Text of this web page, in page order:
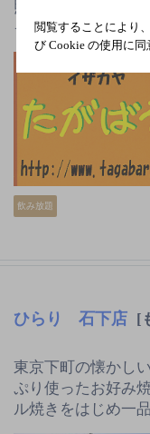
照明で演出。南欧
イタリア産チーズ
飲み放題
ひらり 石下店 [
東京下町の懐かし
ぷり使ったお好み
ル焼きをはじめ一
閲覧することにより、
び Cookie の使用に同